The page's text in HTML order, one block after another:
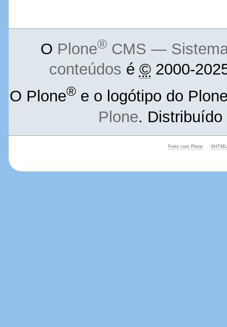
O Plone®CMS — Sistema
conteúdos é ©2000-
O Plone® e o logótipo do
Plone.
Feito com Plone